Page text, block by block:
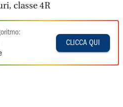
classe 4R
CLICCA QUI